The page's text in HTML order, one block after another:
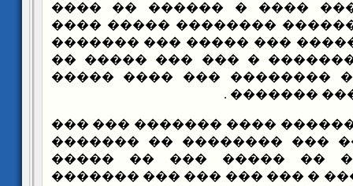
�������� ������� ���� �
����� ������� ������
������� ���� ������ ���
� ����� ���� �������� �
���� ���� �� �� ��������
���� ����
����� ��� ������� ����
�������� � ���� ���
��������� ���� ��
������� �� ������ � ��� ���